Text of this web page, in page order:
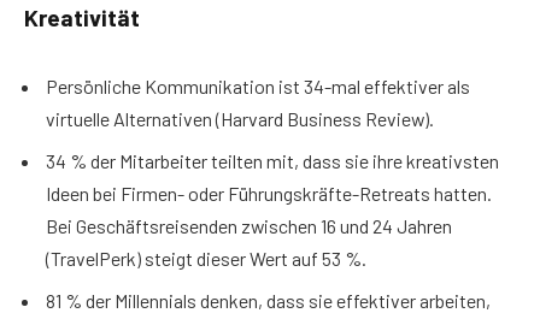
Kreativität
Persönliche Kommunikation ist 34-mal effektiver als
virtuelle Alternativen (Harvard Business Review).
34 % der Mitarbeiter teilten mit, dass sie ihre kreativsten
Ideen bei Firmen- oder Führungskräfte-Retreats hatten.
Bei Geschäftsreisenden zwischen 16 und 24 Jahren
(TravelPerk) steigt dieser Wert auf 53 %.
81 % der Millennials denken, dass sie effektiver arbeiten,